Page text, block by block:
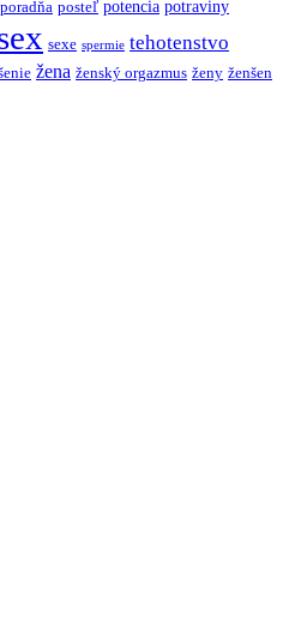
poradňa posteľ potencia potraviny
sexe spermie tehotenstvo
žena ženský orgazmus ženy ženšen